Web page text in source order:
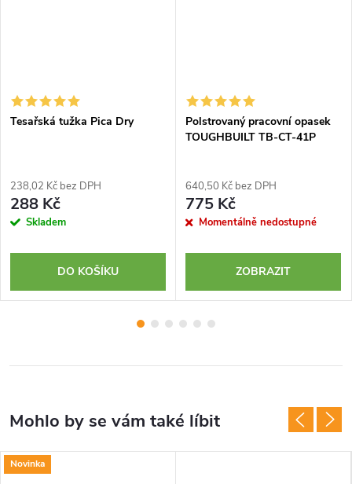
Tesařská tužka Pica Dry
238,02 Kč bez DPH
288 Kč
Skladem
DO KOŠÍKU
Polstrovaný pracovní opasek
TOUGHBUILT TB-CT-41P
640,50 Kč bez DPH
775 Kč
Momentálně nedostupné
ZOBRAZIT
Novinka